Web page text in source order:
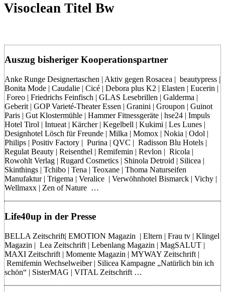
Visoclean Titel Bw
Auszug bisheriger Kooperationspartner
Anke Runge Designertaschen | Aktiv gegen Rosacea | beautypress |
Bonita Mode | Caudalie | Cicé | Debora plus K2 | Elasten | Eucerin |
Foreo | Friedrichs Feinfisch | GLAS Lesebrillen | Galderma |
Geberit | GOP Varieté-Theater Essen | Granini | Groupon | Guinot
Paris | Gut Klostermühle | Hammer Fitnessgeräte | hse24 | Impuls
Hotel Tirol | Intueat | Kärcher | Kegelbell | Kukimi | Les Lunes |
Designhotel Lösch für Freunde | Milka | Momox | Nokia | Odol |
Philips | Positiv Factory | Purina | QVC | Radisson Blu Hotels |
Regulat Beauty | Reisenthel | Remifemin | Revlon | Ricola |
Rowohlt Verlag | Rugard Cosmetics | Shinola Detroid | Silicea |
Skinthings | Tchibo | Tena | Teoxane | Thoma Naturseifen
Manufaktur | Trigema | Veralice | Verwöhnhotel Bismarck | Vichy |
Wellmaxx | Zen of Nature …
Life40up in der Presse
BELLA Zeitschrift| EMOTION Magazin | Eltern | Frau tv | Klingel
Magazin | Lea Zeitschrift | Lebenlang Magazin | MagSALUT |
MAXI Zeitschrift | Momente Magazin | MYWAY Zeitschrift |
Remifemin Wechselweiber | Silicea Kampagne „Natürlich bin ich
schön“ | SisterMAG | VITAL Zeitschrift …